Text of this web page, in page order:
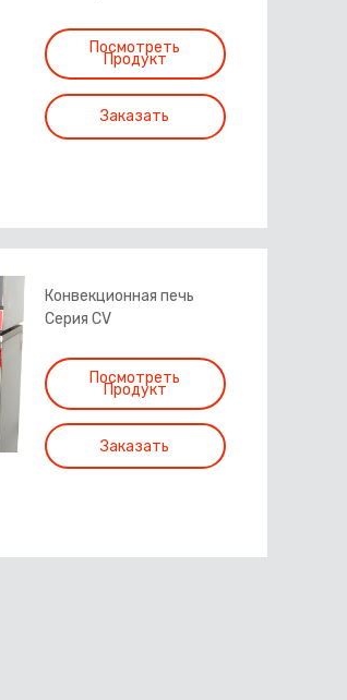
Посмотреть
Продукт
Заказать
Конвекционная печь
Серия CV
Посмотреть
Продукт
Заказать